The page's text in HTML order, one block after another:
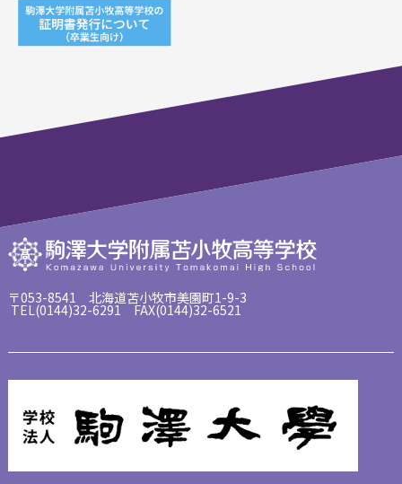
〒053-8541 北海道苫小牧市美園町1-9-3
TEL(0144)32-6291 FAX(0144)32-6521